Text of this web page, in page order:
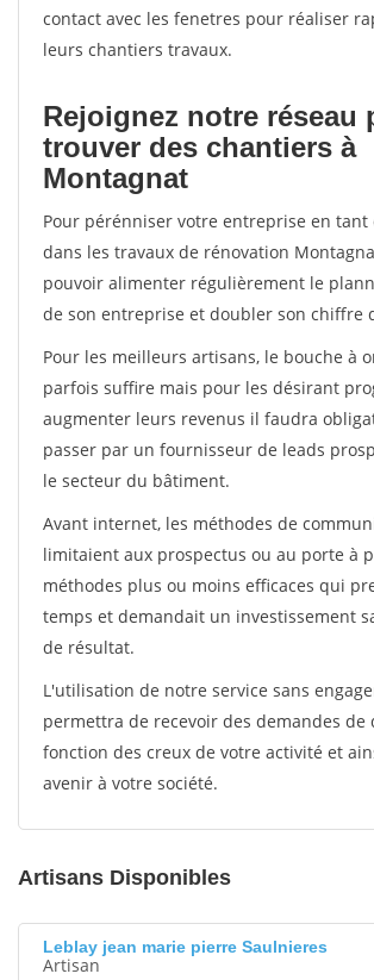
contact avec les fenetres pour réaliser
leurs chantiers travaux.
Rejoignez notre réseau
trouver des chantiers à
Montagnat
Pour pérénniser votre entreprise en tant
dans les travaux de rénovation
pouvoir alimenter régulièrement le
de son entreprise et doubler son chiffre
Pour les meilleurs artisans, le bouche à
parfois suffire mais pour les désirant
augmenter leurs revenus il faudra
passer par un fournisseur de leads
le secteur du bâtiment.
Avant internet, les méthodes de
limitaient aux prospectus ou au porte à
méthodes plus ou moins efficaces qui
temps et demandait un investissement
de résultat.
L'utilisation de notre service sans
permettra de recevoir des demandes de
fonction des creux de votre activité et
avenir à votre société.
Artisans Disponibles
Leblay jean marie pierre Saulnieres
Artisan